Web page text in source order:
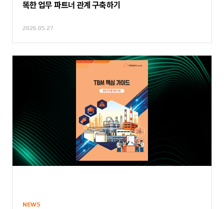
똑한 업무 파트너 관계 구축하기
2026.05.27
NEWS